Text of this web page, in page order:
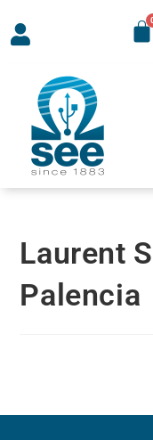
Laurent
Palencia